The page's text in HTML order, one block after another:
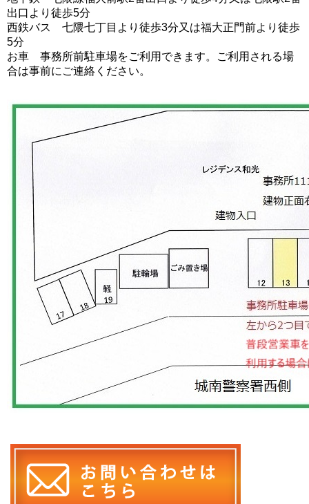
出口より徒歩5分
西鉄バス 七隈七丁目より徒歩3分又は福大正門前より徒歩
5分
お車 事務所前駐車場をご利用できます。ご利用される場
合は事前にご連絡ください。